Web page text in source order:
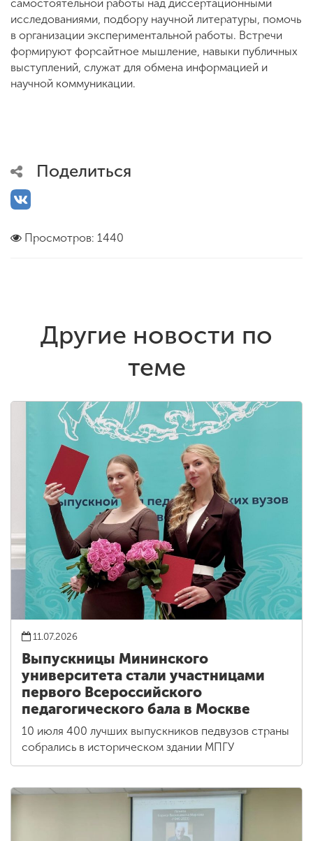
самостоятельной работы над диссертационными
исследованиями, подбору научной литературы, помочь
в организации экспериментальной работы. Встречи
формируют форсайтное мышление, навыки публичных
выступлений, служат для обмена информацией и
научной коммуникации.
Поделиться
Просмотров: 1440
Другие новости по
теме
11.07.2026
Выпускницы Мининского
университета стали участницами
первого Всероссийского
педагогического бала в Москве
10 июля 400 лучших выпускников педвузов страны
собрались в историческом здании МПГУ